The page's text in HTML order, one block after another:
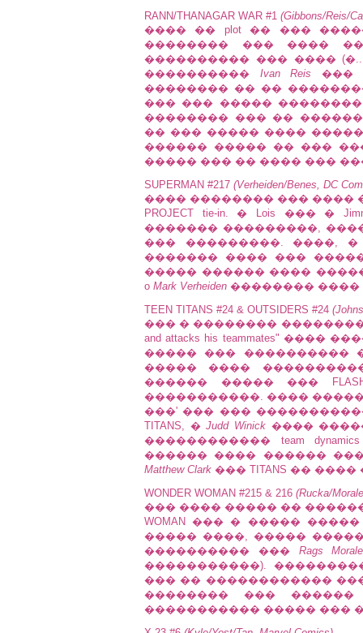
RANN/THANAGAR WAR #1 (Gibbons/Reis/
���� �� plot �� ���
�������� ��� ���� ���
���������� ��� ����
���������� Ivan Reis ���
�������� �� �� ���������
��� ��� ����� ��������
�������� ��� ��
�� ��� ����� ����
������ ����� �� ���
����� ��� �� ���� ���
SUPERMAN #217 (Verheiden/Benes, DC
���� �������� ��� ����
PROJECT tie-in. � Lois ���
������� ���������,
��� ���������. ����, �
������� ���� ��� �����
����� ������ ����
o Mark Verheiden ��������
TEEN TITANS #24 & OUTSIDERS #24
��� � ��������
and attacks his teammates"
����� ��� ����������
����� ����
������ ����� ���
�����������. ����
���' ��� ���
TITANS, �Judd Winick ����
������������ team
������ ���� ������ ���
Matthew Clark ��� TITANS ��
WONDER WOMAN #215 & 216 (Rucka/
��� ���� ����� ��
WOMAN ��� � �����
����� ����, �����
���������� ��� Rags
�����������).
��� �� ������������
�������� ���
����������� ����� ���